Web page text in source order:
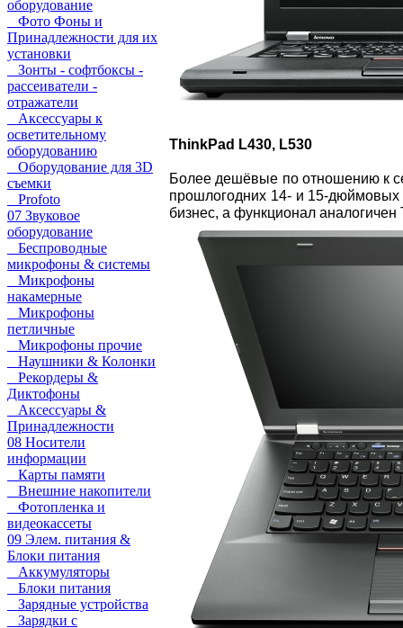
оборудование
Фото Фоны и
Принадлежности для их
установки
Зонты - софтбоксы -
рассеиватели -
отражатели
Аксессуары к
осветительному
оборудованию
Оборудование для 3D
съемки
Profoto
07 Звуковое
оборудование
Беспроводные
микрофоны & системы
Микрофоны
накамерные
Микрофоны
петличные
Микрофоны прочие
Наушники & Колонки
Рекордеры &
Диктофоны
Аксессуары &
Принадлежности
08 Носители
информации
Карты памяти
Внешние накопители
Фотопленка и
видеокассеты
09 Элем. питания &
Блоки питания
Аккумуляторы
Блоки питания
Зарядные устройства
Зарядки с
ThinkPad L430, L530
Более дешёвые по отношению к
прошлогодних 14- и 15-
бизнес, а функционал аналогичен